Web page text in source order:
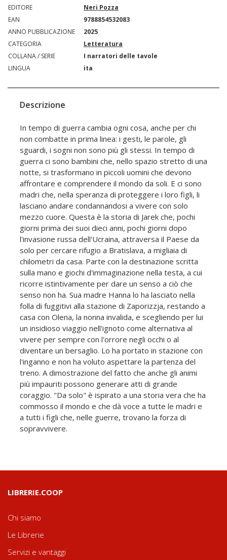
EDITORE
Neri Pozza
EAN
9788854532083
ANNO PUBBLICAZIONE
2025
CATEGORIA
Letteratura
COLLANA / SERIE
I narratori delle tavole
LINGUA
ita
Descrizione
In tempo di guerra cambia ogni cosa, anche per chi
non combatte in prima linea: i gesti, le parole, gli
sguardi, i sogni non sono più gli stessi. In tempo di
guerra ci sono bambini che, nello spazio stretto di una
notte, si trasformano in piccoli uomini che devono
affrontare e comprendere il mondo da soli. E ci sono
madri che, nella speranza di proteggere i loro figli, li
lasciano andare condannandosi a vivere con solo
mezzo cuore. Questa è la storia di Jarek che, pochi
giorni prima dei suoi dieci anni, pochi giorni dopo
l'invasione russa dell'Ucraina, attraversa il Paese da
solo per cercare rifugio a Bratislava, a migliaia di
chilometri da casa. Parte con la destinazione scritta
sulla mano e giochi d'immaginazione nella testa, a cui
ricorre istintivamente per dare un senso a ciò che
senso non ha. Sua madre Hanna lo ha lasciato nella
folla di fuggitivi alla stazione di Zaporizzja, restando a
casa con Olena, la nonna invalida, e scegliendo per lui
un insidioso viaggio nell'ignoto come alternativa al
vivere per sempre con l'orrore negli occhi o al
diventare un bersaglio. Lo ha portato in stazione con
l'inganno e non ha voluto aspettare la partenza del
treno. A dimostrazione del fatto che anche gli animi
più impauriti possono generare atti di grande
coraggio. "Da solo" è ispirato a una storia vera che ha
commosso il mondo e che dà voce a tutte le madri e
a tutti i figli che, nelle guerre, trovano la forza di
sopravvivere.
LIBRERIE.COOP
Chi siamo
Le Librerie
Servizi e vantaggi